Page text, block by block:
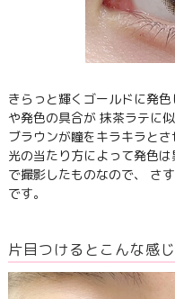
きらっと輝くゴールドに発
や発色の具合が 抹茶ラテに
ブラウンが瞳をキラキラとさ
光の当たり方によって発色
で撮影したものなので、 さ
です。
片目つけるとこんな感